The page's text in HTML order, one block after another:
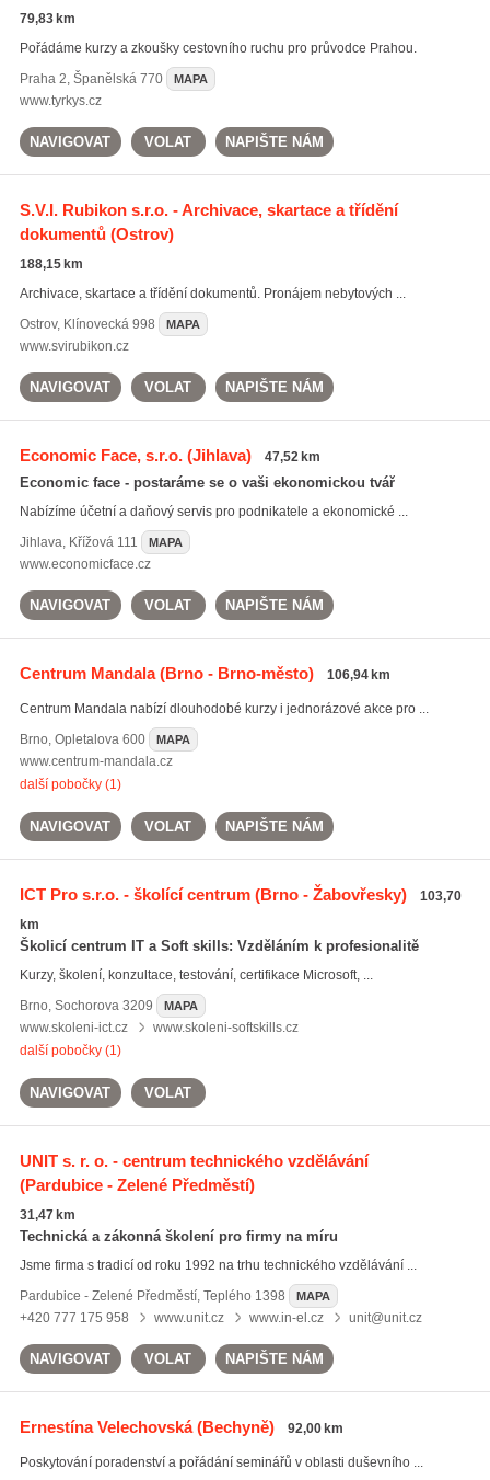
79,83 km
Pořádáme kurzy a zkoušky cestovního ruchu pro průvodce Prahou.
Praha 2, Španělská 770 MAPA
www.tyrkys.cz
NAVIGOVAT VOLAT NAPIŠTE NÁM
S.V.I. Rubikon s.r.o. - Archivace, skartace a třídění
dokumentů(Ostrov)
188,15 km
Archivace, skartace a třídění dokumentů. Pronájem nebytových ...
Ostrov, Klínovecká 998 MAPA
www.svirubikon.cz
NAVIGOVAT VOLAT NAPIŠTE NÁM
Economic Face, s.r.o.(Jihlava) 47,52 km
Economic face - postaráme se o vaši ekonomickou tvář
Nabízíme účetní a daňový servis pro podnikatele a ekonomické ...
Jihlava, Křížová 111 MAPA
www.economicface.cz
NAVIGOVAT VOLAT NAPIŠTE NÁM
Centrum Mandala(Brno - Brno-město) 106,94 km
Centrum Mandala nabízí dlouhodobé kurzy i jednorázové akce pro ...
Brno, Opletalova 600 MAPA
www.centrum-mandala.cz
další pobočky (1)
NAVIGOVAT VOLAT NAPIŠTE NÁM
ICT Pro s.r.o. - školící centrum(Brno - Žabovřesky)
103,70
km
Školicí centrum IT a Soft skills: Vzděláním k profesionalitě
Kurzy, školení, konzultace, testování, certifikace Microsoft, ...
Brno, Sochorova 3209 MAPA
www.skoleni-ict.cz
www.skoleni-softskills.cz
další pobočky (1)
NAVIGOVAT VOLAT
UNIT s. r. o. - centrum technického vzdělávání
(Pardubice - Zelené Předměstí)
31,47 km
Technická a zákonná školení pro firmy na míru
Jsme firma s tradicí od roku 1992 na trhu technického vzdělávání ...
Pardubice - Zelené Předměstí, Teplého 1398 MAPA
+420 777 175 958 www.unit.cz www.in-el.cz unit@unit.cz
NAVIGOVAT VOLAT NAPIŠTE NÁM
Ernestína Velechovská(Bechyně) 92,00 km
Poskytování poradenství a pořádání seminářů v oblasti duševního ...